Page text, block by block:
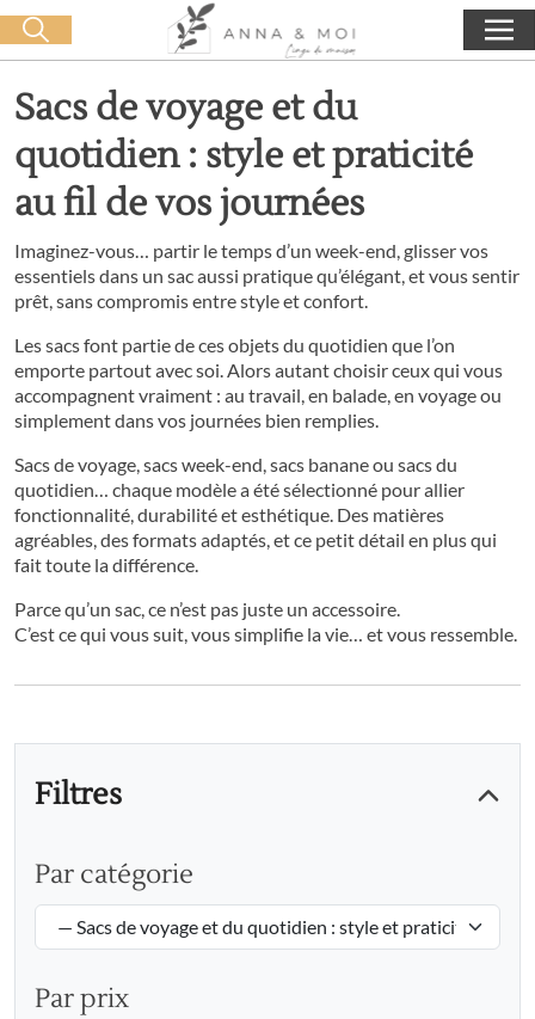
Livraison offerte dès 60€ d'achat 0,00€
Lancer la recherche
Sacs de voyage et du
quotidien : style et praticité
au fil de vos journées
Imaginez-vous… partir le temps d’un week-end, glisser vos
essentiels dans un sac aussi pratique qu’élégant, et vous sentir
prêt, sans compromis entre style et confort.
Les sacs font partie de ces objets du quotidien que l’on
emporte partout avec soi. Alors autant choisir ceux qui vous
accompagnent vraiment : au travail, en balade, en voyage ou
simplement dans vos journées bien remplies.
Sacs de voyage, sacs week-end, sacs banane ou sacs du
quotidien… chaque modèle a été sélectionné pour allier
fonctionnalité, durabilité et esthétique. Des matières
agréables, des formats adaptés, et ce petit détail en plus qui
fait toute la différence.
Parce qu’un sac, ce n’est pas juste un accessoire.
C’est ce qui vous suit, vous simplifie la vie… et vous ressemble.
Filtres
Par catégorie
Par prix